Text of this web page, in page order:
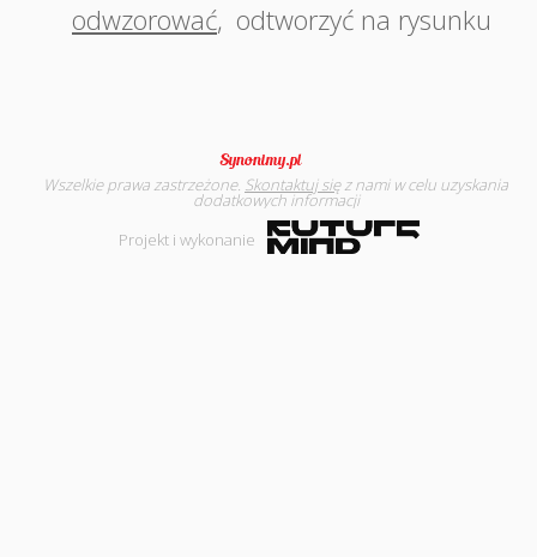
odwzorować, odtworzyć na rysunku
Wszelkie prawa zastrzeżone. Skontaktuj sięz nami w celu uzyskania
dodatkowych informacji
Projekt i wykonanie